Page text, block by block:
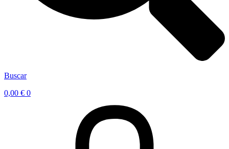
Buscar
0,00 € 0